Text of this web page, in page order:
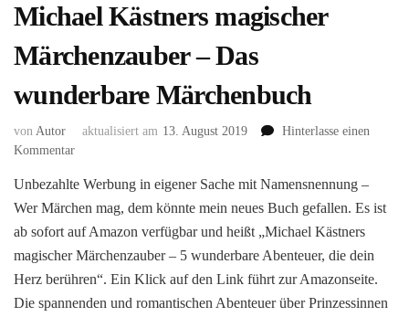
Michael Kästners magischer
Märchenzauber – Das
wunderbare Märchenbuch
von Autor aktualisiert am 13. August 2019
Hinterlasse einen
Kommentarzu
Kästners
magischer
Märchenzauber
Das
wunderbare
Märchenbuch
Unbezahlte Werbung in eigener Sache mit Namensnennung –
Wer Märchen mag, dem könnte mein neues Buch gefallen. Es ist
ab sofort auf Amazon verfügbar und heißt „Michael Kästners
magischer Märchenzauber – 5 wunderbare Abenteuer, die dein
Herz berühren“. Ein Klick auf den Link führt zur Amazonseite.
Die spannenden und romantischen Abenteuer über Prinzessinnen